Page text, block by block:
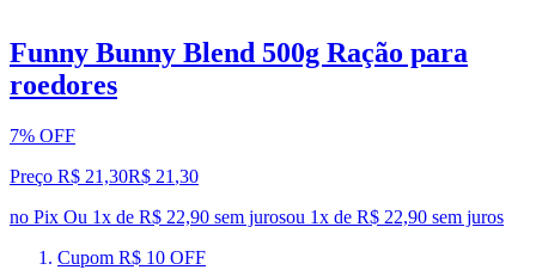
Funny Bunny Blend 500g Ração para
roedores
7% OFF
Preço R$ 21,30R$ 21 ,30
no Pix Ou 1x de R$ 22,90 sem jurosou 1x de R$ 22,90 sem juros
Cupom R$ 10 OFF